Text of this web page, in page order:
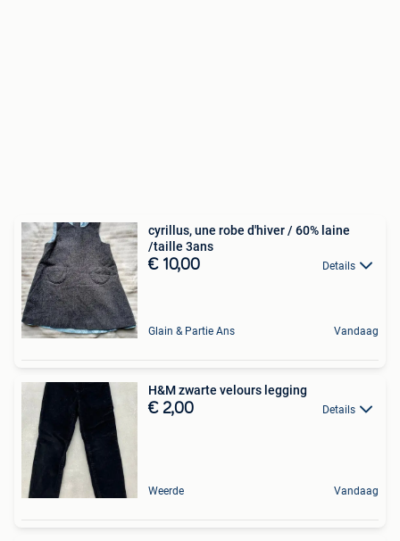
cyrillus, une robe d'hiver / 60% laine
/taille 3ans
€ 10,00 Details
Glain & Partie Ans Vandaag
H&M zwarte velours legging
€ 2,00 Details
Weerde Vandaag